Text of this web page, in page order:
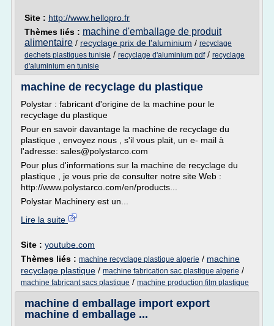
Site : http://www.hellopro.fr
Thèmes liés : machine d'emballage de produit
alimentaire / recyclage prix de l'aluminium / recyclage
dechets plastiques tunisie / recyclage d'aluminium pdf/ recyclage
d'aluminium en tunisie
machine de recyclage du plastique
Polystar : fabricant d'origine de la machine pour le
recyclage du plastique
Pour en savoir davantage la machine de recyclage du
plastique , envoyez nous , s'il vous plait, un e- mail à
l'adresse: sales@polystarco.com
Pour plus d'informations sur la machine de recyclage du
plastique , je vous prie de consulter notre site Web :
http://www.polystarco.com/en/products...
Polystar Machinery est un...
Lire la suite
Site : youtube.com
Thèmes liés : machine recyclage plastique algerie / machine
recyclage plastique / machine fabrication sac plastique algerie /
machine fabricant sacs plastique / machine production film plastique
machine d emballage import export
machine d emballage ...